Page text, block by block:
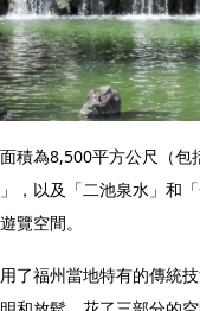
積為8,500平方公尺（包
」，以及「二池泉水」和
覽空間。
了福州當地特有的傳統